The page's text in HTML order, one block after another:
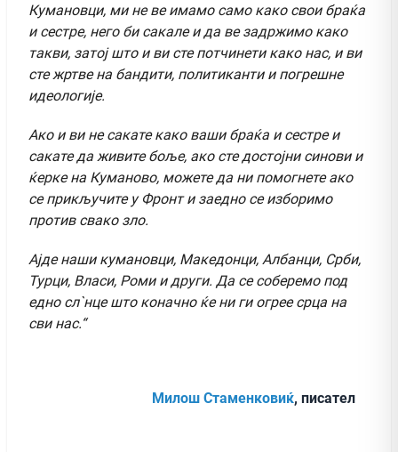
Кумановци, ми не ве имамо само како свои браќа
и сестре, него би сакале и да ве задржимо како
такви, затој што и ви сте потчинети како нас, и ви
сте жртве на бандити, политиканти и погрешне
идеологије.
Ако и ви не сакате како ваши браќа и сестре и
сакате да живите боље, ако сте достојни синови и
ќерке на Куманово, можете да ни помогнете ако
се прикључите у Фронт и заедно се изборимо
против свако зло.
Ајде наши кумановци, Македонци, Албанци, Срби,
Турци, Власи, Роми и други. Да се соберемо под
едно сл`нце што коначно ќе ни ги огрее срца на
сви нас.“
Милош Стаменковиќ, писател